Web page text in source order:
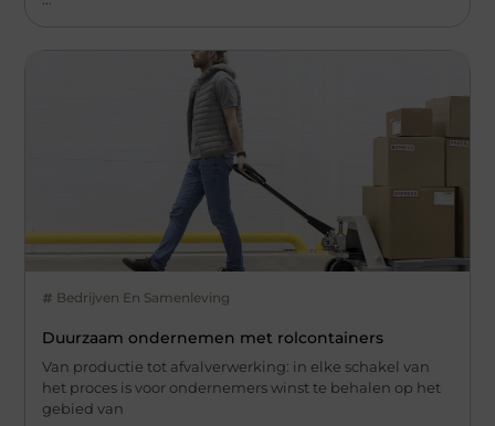
Bedrijven En Samenleving
Duurzaam ondernemen met rolcontainers
Van productie tot afvalverwerking: in elke schakel van
het proces is voor ondernemers winst te behalen op het
gebied van